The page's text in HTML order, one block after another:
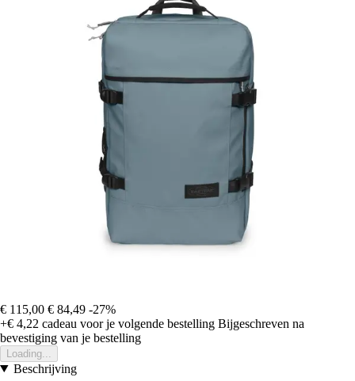
€ 115,00 € 84,49 -27%
+€ 4,22 cadeau voor je volgende bestelling Bijgeschreven na
bevestiging van je bestelling
Loading...
Beschrijving